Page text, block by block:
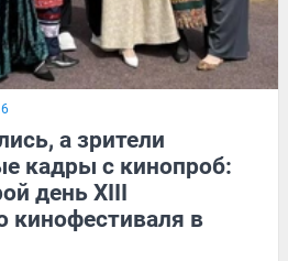
а зрители
кадры с кинопроб:
день XIII
кинофестиваля в